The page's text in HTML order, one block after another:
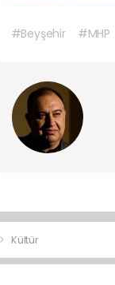
#Beyşehir #MHP
Kültür